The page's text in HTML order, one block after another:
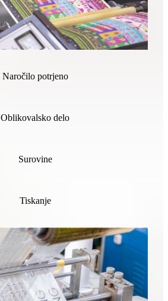
Naročilo potrjeno
Oblikovalsko delo
Surovine
Tiskanje